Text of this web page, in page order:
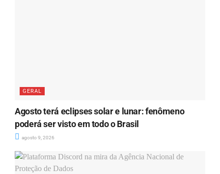
GERAL
Agosto terá eclipses solar e lunar: fenômeno
poderá ser visto em todo o Brasil
agosto 9, 2026